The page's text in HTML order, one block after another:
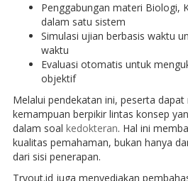
Penggabungan materi Biologi,
dalam satu sistem
Simulasi ujian berbasis waktu
waktu
Evaluasi otomatis untuk
objektif
Melalui pendekatan ini, peserta
kemampuan berpikir lintas konsep
dalam soal kedokteran. Hal ini
kualitas pemahaman, bukan hanya
dari sisi penerapan.
Tryout.id juga menyediakan